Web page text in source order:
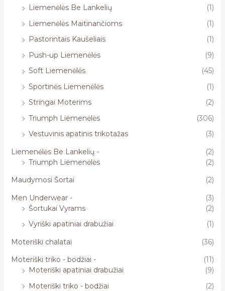
Liemenėlės Be Lankelių
(1)
Liemenėlės Maitinančioms
(1)
Pastorintais Kaušeliais
(1)
Push-up Liemenėlės
(9)
Soft Liemenėlės
(45)
Sportinės Liemenėlės
(1)
Stringai Moterims
(2)
Triumph Liemenėlės
(306)
Vestuvinis apatinis trikotažas
(3)
Liemenėlės Be Lankelių -
(2)
Triumph Liemenėlės
(2)
Maudymosi Šortai
(2)
Men Underwear -
(3)
Šortukai Vyrams
(2)
Vyriški apatiniai drabužiai
(1)
Moteriški chalatai
(36)
Moteriški triko - bodžiai -
(11)
Moteriški apatiniai drabužiai
(9)
Moteriški triko - bodžiai
(2)